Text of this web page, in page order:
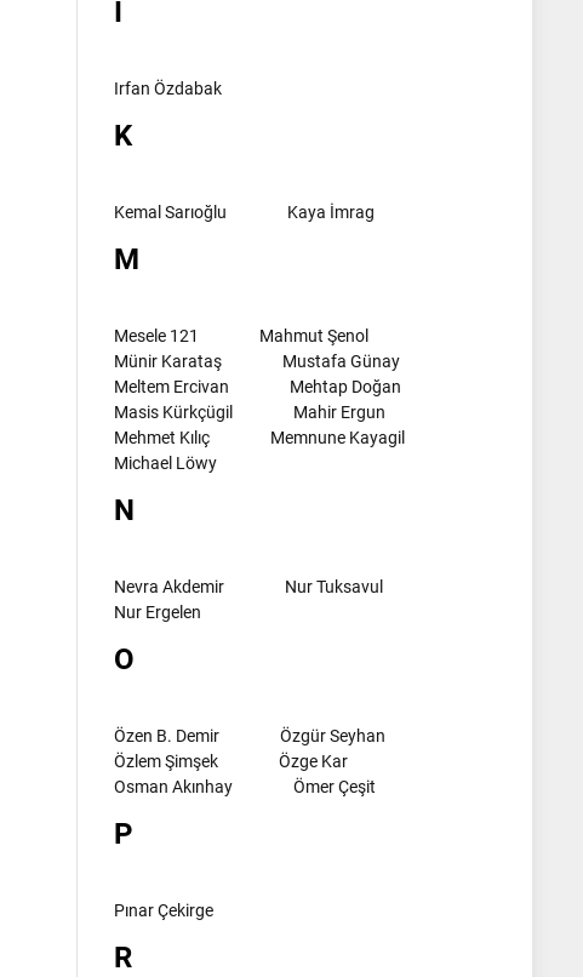
I
Irfan Özdabak
K
Kemal Sarıoğlu Kaya İmrag
M
Mesele 121
Mahmut Şenol
Münir Karataş
Mustafa Günay
Meltem Ercivan
Mehtap Doğan
Masis Kürkçügil
Mahir Ergun
Mehmet Kılıç
Memnune Kayagil
Michael Löwy
N
Nevra Akdemir
Nur Tuksavul
Nur Ergelen
O
Özen B. Demir
Özgür Seyhan
Özlem Şimşek
Özge Kar
Osman Akınhay
Ömer Çeşit
P
Pınar Çekirge
R